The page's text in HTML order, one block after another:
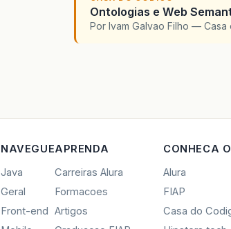
Ontologias e Web
Por Ivam Galvao Filho — Casa
NAVEGUE
Java
Geral
Front-end
APRENDA
Carreiras Alura
Formacoes
Artigos
CONHECA
Alura
FIAP
Casa do